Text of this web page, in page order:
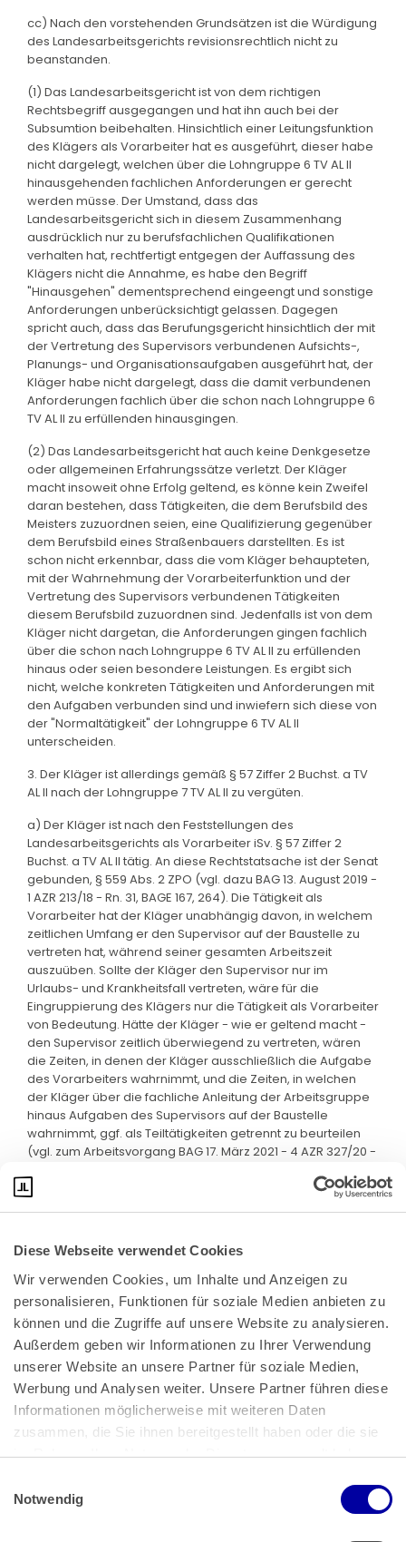
Diese Webseite verwendet Cookies
Wir verwenden Cookies, um Inhalte und Anzeigen zu
personalisieren, Funktionen für soziale Medien anbieten zu
können und die Zugriffe auf unsere Website zu analysieren.
Außerdem geben wir Informationen zu Ihrer Verwendung
unserer Website an unsere Partner für soziale Medien,
Werbung und Analysen weiter. Unsere Partner führen diese
Informationen möglicherweise mit weiteren Daten
zusammen, die Sie ihnen bereitgestellt haben oder die sie
im Rahmen Ihrer Nutzung der Dienste gesammelt haben.
Impressum
Notwendig
cc) Nach den vorstehenden Grundsätzen ist die Würdigung
des Landesarbeitsgerichts revisionsrechtlich nicht zu
beanstanden.
(1) Das Landesarbeitsgericht ist von dem richtigen
Rechtsbegriff ausgegangen und hat ihn auch bei der
Subsumtion beibehalten. Hinsichtlich einer Leitungsfunktion
des Klägers als Vorarbeiter hat es ausgeführt, dieser habe
nicht dargelegt, welchen über die Lohngruppe 6 TV AL II
hinausgehenden fachlichen Anforderungen er gerecht
werden müsse. Der Umstand, dass das
Landesarbeitsgericht sich in diesem Zusammenhang
ausdrücklich nur zu berufsfachlichen Qualifikationen
verhalten hat, rechtfertigt entgegen der Auffassung des
Klägers nicht die Annahme, es habe den Begriff
"Hinausgehen" dementsprechend eingeengt und sonstige
Anforderungen unberücksichtigt gelassen. Dagegen
spricht auch, dass das Berufungsgericht hinsichtlich der mit
der Vertretung des Supervisors verbundenen Aufsichts-,
Planungs- und Organisationsaufgaben ausgeführt hat, der
Kläger habe nicht dargelegt, dass die damit verbundenen
Anforderungen fachlich über die schon nach Lohngruppe 6
TV AL II zu erfüllenden hinausgingen.
(2) Das Landesarbeitsgericht hat auch keine Denkgesetze
oder allgemeinen Erfahrungssätze verletzt. Der Kläger
macht insoweit ohne Erfolg geltend, es könne kein Zweifel
daran bestehen, dass Tätigkeiten, die dem Berufsbild des
Meisters zuzuordnen seien, eine Qualifizierung gegenüber
dem Berufsbild eines Straßenbauers darstellten. Es ist
schon nicht erkennbar, dass die vom Kläger behaupteten,
mit der Wahrnehmung der Vorarbeiterfunktion und der
Vertretung des Supervisors verbundenen Tätigkeiten
diesem Berufsbild zuzuordnen sind. Jedenfalls ist von dem
Kläger nicht dargetan, die Anforderungen gingen fachlich
über die schon nach Lohngruppe 6 TV AL II zu erfüllenden
hinaus oder seien besondere Leistungen. Es ergibt sich
nicht, welche konkreten Tätigkeiten und Anforderungen mit
den Aufgaben verbunden sind und inwiefern sich diese von
der "Normaltätigkeit" der Lohngruppe 6 TV AL II
unterscheiden.
3. Der Kläger ist allerdings gemäß § 57 Ziffer 2 Buchst. a TV
AL II nach der Lohngruppe 7 TV AL II zu vergüten.
a) Der Kläger ist nach den Feststellungen des
Landesarbeitsgerichts als Vorarbeiter iSv. § 57 Ziffer 2
Buchst. a TV AL II tätig. An diese Rechtstatsache ist der Senat
gebunden, § 559 Abs. 2 ZPO (vgl. dazu BAG 13. August 2019 -
1 AZR 213/18 - Rn. 31, BAGE 167, 264). Die Tätigkeit als
Vorarbeiter hat der Kläger unabhängig davon, in welchem
zeitlichen Umfang er den Supervisor auf der Baustelle zu
vertreten hat, während seiner gesamten Arbeitszeit
auszuüben. Sollte der Kläger den Supervisor nur im
Urlaubs- und Krankheitsfall vertreten, wäre für die
Eingruppierung des Klägers nur die Tätigkeit als Vorarbeiter
von Bedeutung. Hätte der Kläger - wie er geltend macht -
den Supervisor zeitlich überwiegend zu vertreten, wären
die Zeiten, in denen der Kläger ausschließlich die Aufgabe
des Vorarbeiters wahrnimmt, und die Zeiten, in welchen
der Kläger über die fachliche Anleitung der Arbeitsgruppe
hinaus Aufgaben des Supervisors auf der Baustelle
wahrnimmt, ggf. als Teiltätigkeiten getrennt zu beurteilen
(vgl. zum Arbeitsvorgang BAG 17. März 2021 - 4 AZR 327/20 -
nach den nicht angegriffenen Feststellungen des
zugewiesen ist. Er muss während seiner gesamten
Arbeitszeit damit rechnen, die Vorarbeitertätigkeit ausüben
zu müssen.
b) Der Kläger ist wie der höchst eingruppierte Arbeiter
seiner Arbeitsgruppe - der Arbeitnehmer V - in Lohngruppe
7 TV AL II eingruppiert.
aa) Eine Arbeitsgruppe iSv. § 57 Ziffer 2 Buchst. a TV AL II ist
die Gruppe von Personen, die gemeinsam unter der
Leitung eines Vorarbeiters eine Aufgabe erledigt.
Sprachgebrauch und dem der beteiligten Kreise entspricht,